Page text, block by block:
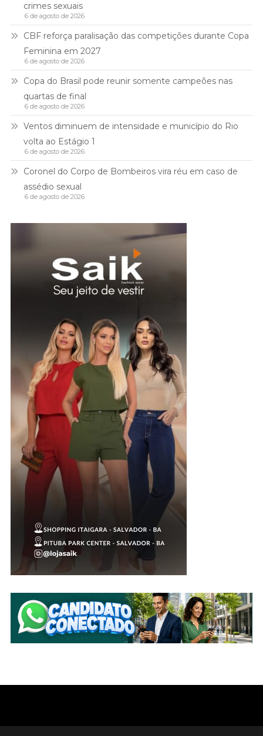
crimes sexuais
6 de agosto de 2026
CBF reforça paralisação das competições durante Copa
Feminina em 2027
6 de agosto de 2026
Copa do Brasil pode reunir somente campeões nas
quartas de final
6 de agosto de 2026
Ventos diminuem de intensidade e município do Rio
volta ao Estágio 1
6 de agosto de 2026
Coronel do Corpo de Bombeiros vira réu em caso de
assédio sexual
6 de agosto de 2026